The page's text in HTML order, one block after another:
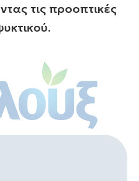
τις προοπτικές